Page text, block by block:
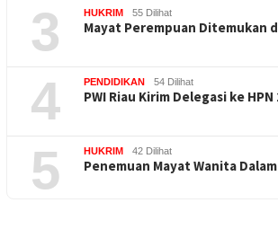
3 HUKRIM 55 Dilihat
Mayat Perempuan Ditemukan
4 PENDIDIKAN 54 Dilihat
PWI Riau Kirim Delegasi ke
5 HUKRIM 42 Dilihat
Penemuan Mayat Wanita